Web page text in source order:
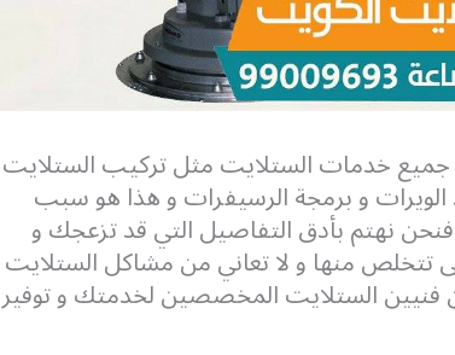
خدمات الستلايت مثل تركيب الستلايت
و برمجة الرسيفرات و هذا هو سبب
نهتم بأدق التفاصيل التي قد تزعجك و
منها و لا تعاني من مشاكل الستلايت
الستلايت المخصصين لخدمتك و توفير